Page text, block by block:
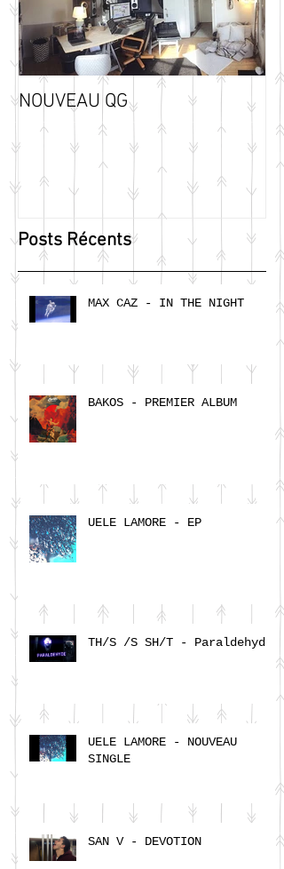
Posts Récents
NOUVEAU QG
MAX CAZ - IN THE NIGHT
BAKOS - PREMIER ALBUM
UELE LAMORE - EP
TH/S /S SH/T - Paraldehyde
UELE LAMORE - NOUVEAU
SINGLE
SAN V - DEVOTION